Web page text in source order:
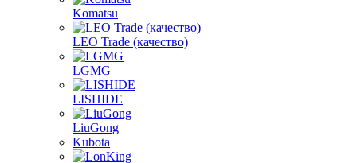
Komatsu
LEO Trade (качество)
LGMG
LISHIDE
LiuGong
Kubota